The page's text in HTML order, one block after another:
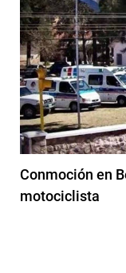
Conmoción en
motociclista